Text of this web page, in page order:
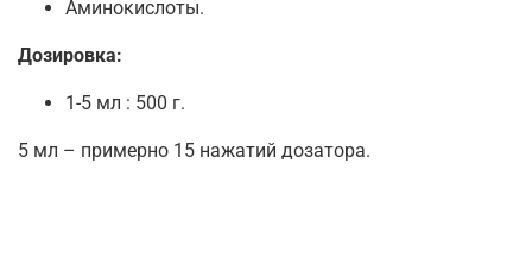
Аминокислоты.
Дозировка:
1-5 мл : 500 г.
5 мл – примерно 15 нажатий дозатора.